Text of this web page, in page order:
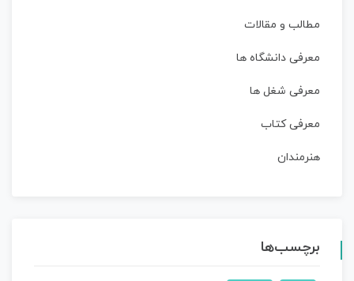
مطالب و مقالات
معرفی دانشگاه ها
معرفی شغل ها
معرفی کتاب
هنرمندان
برچسب‌ها